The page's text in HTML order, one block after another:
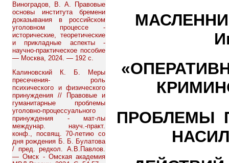
Виноградов, В. А. Правовые
основы института бремени
доказывания в российском
уголовном процессе -
исторические, теоретические
и прикладные аспекты -
научно-практическое пособие
— Москва, 2024. — 192 с.
Калиновский К. Б. Меры
пресечения- роль
психического и физического
принуждения // Правовые и
гуманитарные проблемы
уголовно-процессуального
принуждения - мат-лы
междунар. науч.-практ.
конф., посвящ. 70-летию со
дня рождения Б. Б. Булатова
/ пред. редкол. А.В.Павлов.
— Омск - Омская академия
ПРОБЛЕМЫ